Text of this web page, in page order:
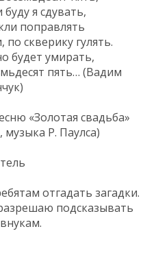
я сдувать,
поправлять
скверику гулять.
будет умирать,
пять… (Вадим
«Золотая свадьба»
музыка Р. Паулса)
отгадать загадки.
подсказывать